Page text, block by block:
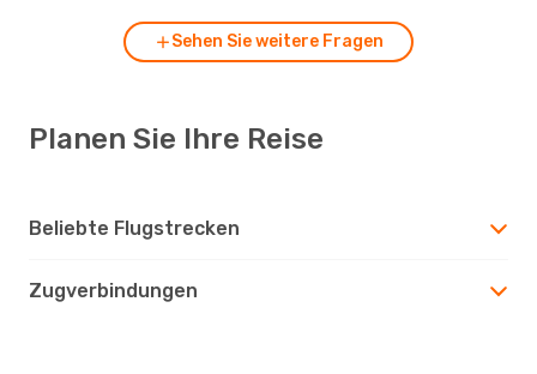
Sehen Sie weitere Fragen
Planen Sie Ihre Reise
Beliebte Flugstrecken
Zugverbindungen